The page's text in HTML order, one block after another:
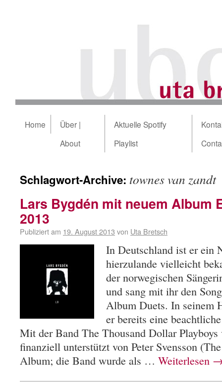
Home
Über |
About
Aktuelle Spotify
Playlist
Schlagwort-Archive: townes van zandt
Lars Bygdén mit neuem Album
2013
Publiziert am 19. August 2013 von Uta Bretsch
In Deutschland ist er ein
hierzulande vielleicht
der norwegischen
und sang mit ihr den
Album Duets. In seinem
er bereits eine
Mit der Band The Thousand Dollar
finanziell unterstützt von Peter Svensson
Album; die Band wurde als … Weiterlesen